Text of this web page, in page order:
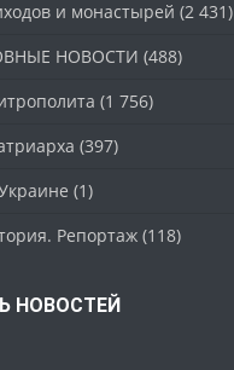
и монастырей (2 431)
НОВОСТИ (488)
(1 756)
(397)
(1)
Репортаж (118)
НОВОСТЕЙ